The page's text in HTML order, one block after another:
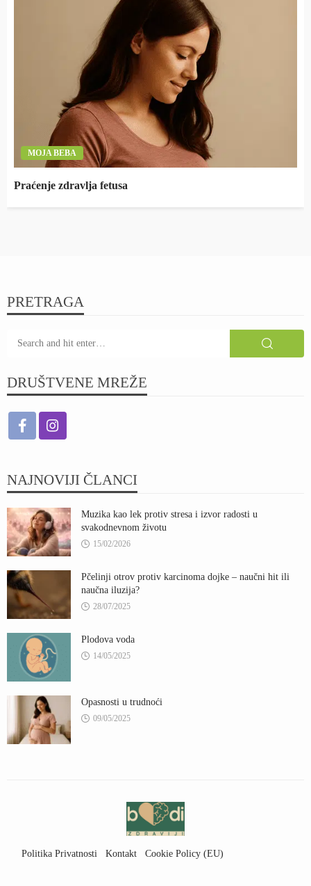
MOJA BEBA
Praćenje zdravlja fetusa
PRETRAGA
DRUŠTVENE MREŽE
NAJNOVIJI ČLANCI
Muzika kao lek protiv stresa i izvor radosti u
svakodnevnom životu
15/02/2026
Pčelinji otrov protiv karcinoma dojke – naučni hit ili
naučna iluzija?
28/07/2025
Plodova voda
14/05/2025
Opasnosti u trudnoći
09/05/2025
Politika Privatnosti Kontakt Cookie Policy (EU)